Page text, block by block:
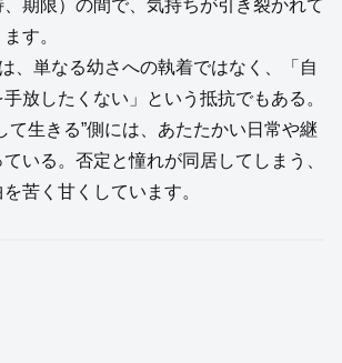
期限）の間で、気持ちが引き裂かれて
す。
、単なる幼さへの執着ではなく、「自
放したくない」という抵抗でもある。
て生きる”側には、あたたかい日常や継
いる。否定と憧れが同居してしまう、
苦く甘くしています。